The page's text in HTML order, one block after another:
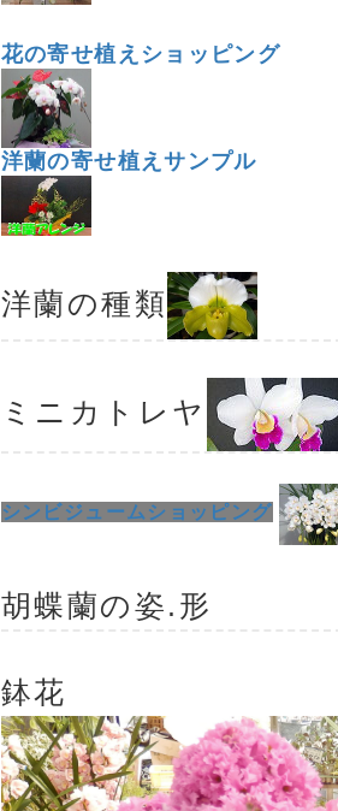
花の寄せ植えショッピング
洋蘭の寄せ植えサンプル
洋蘭の種類
ミニカトレヤ
シンビジュームショッピング
胡蝶蘭の姿.形
鉢花